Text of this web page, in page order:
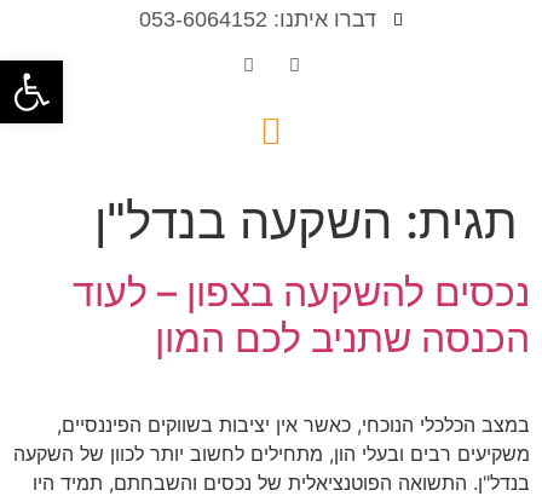
פתח
דברו איתנו: 053-6064152
תגית: השקעה בנדל"ן
נכסים להשקעה בצפון – לעוד
הכנסה שתניב לכם המון
במצב הכלכלי הנוכחי, כאשר אין יציבות בשווקים הפיננסיים,
משקיעים רבים ובעלי הון, מתחילים לחשוב יותר לכוון של השקעה
בנדל"ן. התשואה הפוטנציאלית של נכסים והשבחתם, תמיד היו